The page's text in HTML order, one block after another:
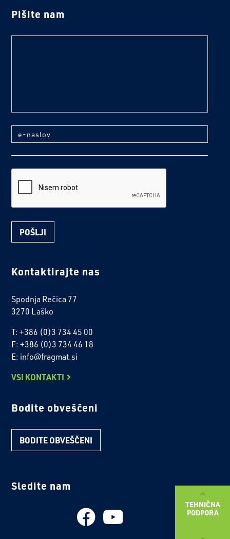
TEHNIČNA
PODPORA
Pišite nam
e-naslov
Kontaktirajte nas
Spodnja Rečica 77
3270 Laško
T: +386 (0)3 734 45 00
F: +386 (0)3 734 46 18
E: info@fragmat.si
VSI KONTAKTI
Bodite obveščeni
BODITE OBVEŠČENI
Sledite nam